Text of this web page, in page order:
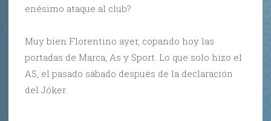
enésimo ataque al club?
Muy bien Florentino ayer, copando hoy las
portadas de Marca, As y Sport. Lo que solo hizo el
AS, el pasado sábado después de la declaración
del Jóker.